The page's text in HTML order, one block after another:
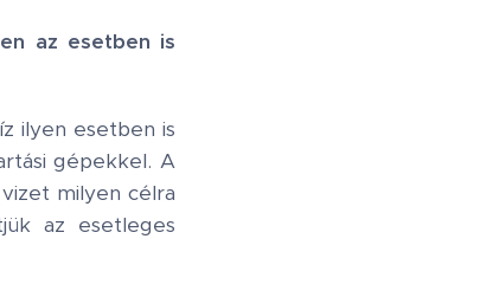
az esetben is
ilyen esetben is
gépekkel. A
milyen célra
az esetleges